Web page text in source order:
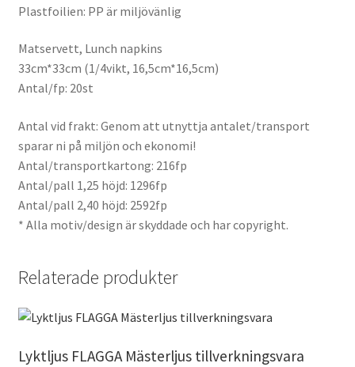
Plastfoilien: PP är miljövänlig
Matservett, Lunch napkins
33cm*33cm (1/4vikt, 16,5cm*16,5cm)
Antal/fp: 20st
Antal vid frakt: Genom att utnyttja antalet/transport
sparar ni på miljön och ekonomi!
Antal/transportkartong: 216fp
Antal/pall 1,25 höjd: 1296fp
Antal/pall 2,40 höjd: 2592fp
* Alla motiv/design är skyddade och har copyright.
Relaterade produkter
Lyktljus FLAGGA Mästerljus tillverkningsvara